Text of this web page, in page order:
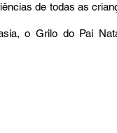
de todas as
o Grilo do Pai